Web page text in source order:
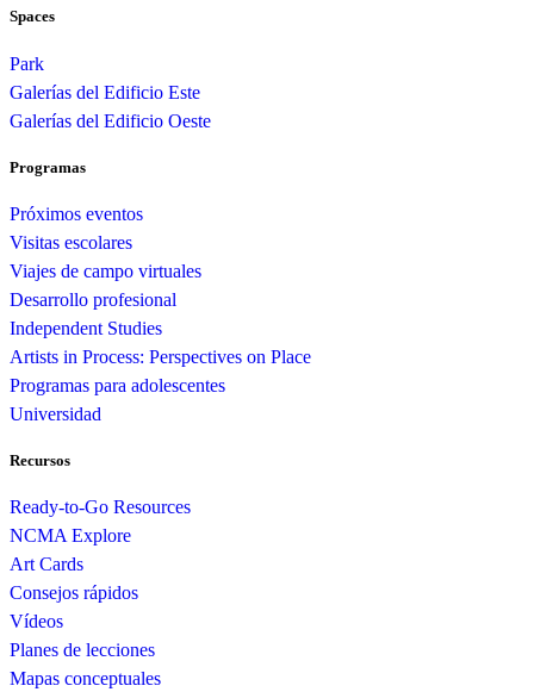
Spaces
Park
Galerías del Edificio Este
Galerías del Edificio Oeste
Programas
Próximos eventos
Visitas escolares
Viajes de campo virtuales
Desarrollo profesional
Independent Studies
Artists in Process: Perspectives on Place
Programas para adolescentes
Universidad
Recursos
Ready-to-Go Resources
NCMA Explore
Art Cards
Consejos rápidos
Vídeos
Planes de lecciones
Mapas conceptuales